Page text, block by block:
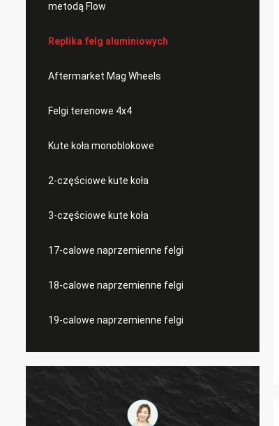
metodą Flow
Replika felg aluminiowych
Aftermarket Mag Wheels
Felgi terenowe 4x4
Kute koła monoblokowe
2-częściowe kute koła
3-częściowe kute koła
17-calowe naprzemienne felgi
18-calowe naprzemienne felgi
19-calowe naprzemienne felgi